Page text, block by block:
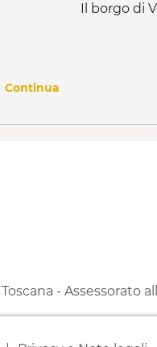
Continua
Il borgo di
- Assessorato